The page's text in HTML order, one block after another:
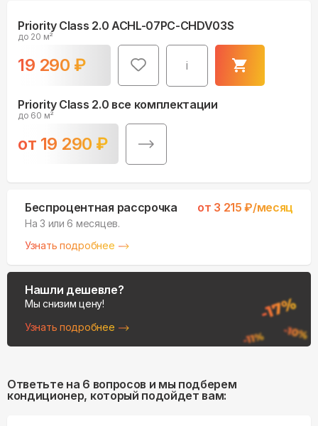
Priority Class 2.0 ACHL-07PC-CHDV03S
до 20 м²
19 290 ₽ i
Priority Class 2.0 все комплектации
до 60 м²
от 19 290 ₽
Беспроцентная рассрочка от 3 215 ₽/месяц
На 3 или 6 месяцев.
Узнать подробнее
Нашли дешевле?
Мы снизим цену!
Узнать подробнее
Ответьте на 6 вопросов и мы подберем
кондиционер, который подойдет вам: